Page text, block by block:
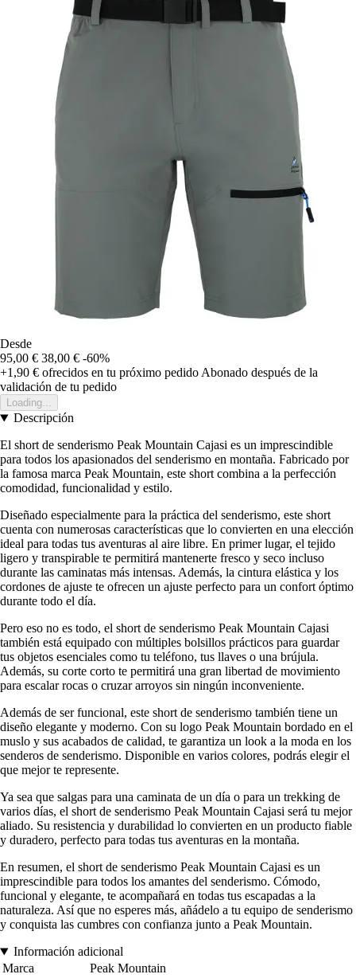
Desde
95,00 € 38,00 € -60%
+1,90 € ofrecidos en tu próximo pedido Abonado después de la
validación de tu pedido
Loading...
Descripción
El short de senderismo Peak Mountain Cajasi es un imprescindible
para todos los apasionados del senderismo en montaña. Fabricado por
la famosa marca Peak Mountain, este short combina a la perfección
comodidad, funcionalidad y estilo.
Diseñado especialmente para la práctica del senderismo, este short
cuenta con numerosas características que lo convierten en una elección
ideal para todas tus aventuras al aire libre. En primer lugar, el tejido
ligero y transpirable te permitirá mantenerte fresco y seco incluso
durante las caminatas más intensas. Además, la cintura elástica y los
cordones de ajuste te ofrecen un ajuste perfecto para un confort óptimo
durante todo el día.
Pero eso no es todo, el short de senderismo Peak Mountain Cajasi
también está equipado con múltiples bolsillos prácticos para guardar
tus objetos esenciales como tu teléfono, tus llaves o una brújula.
Además, su corte corto te permitirá una gran libertad de movimiento
para escalar rocas o cruzar arroyos sin ningún inconveniente.
Además de ser funcional, este short de senderismo también tiene un
diseño elegante y moderno. Con su logo Peak Mountain bordado en el
muslo y sus acabados de calidad, te garantiza un look a la moda en los
senderos de senderismo. Disponible en varios colores, podrás elegir el
que mejor te represente.
Ya sea que salgas para una caminata de un día o para un trekking de
varios días, el short de senderismo Peak Mountain Cajasi será tu mejor
aliado. Su resistencia y durabilidad lo convierten en un producto fiable
y duradero, perfecto para todas tus aventuras en la montaña.
En resumen, el short de senderismo Peak Mountain Cajasi es un
imprescindible para todos los amantes del senderismo. Cómodo,
funcional y elegante, te acompañará en todas tus escapadas a la
naturaleza. Así que no esperes más, añádelo a tu equipo de senderismo
y conquista las cumbres con confianza junto a Peak Mountain.
Información adicional
Marca
Peak Mountain